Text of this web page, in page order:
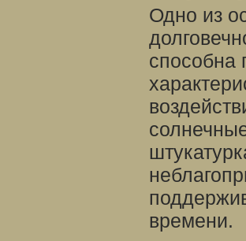
Одно из
способна
времени.